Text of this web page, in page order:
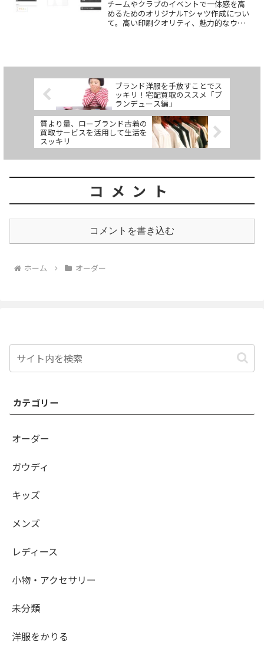
チームやクラブのイベントで一体感を高
めるためのオリジナルTシャツ作成につい
て。高い印刷クオリティ、魅力的なウェ
TUQRU（ツクル）は誰でも簡単にオリジ
ナルTシャツを作成できるウェブサービス
です。スマートフォンからでも手軽に作
成でき、高品質なプリントクオリティを
実現しています。まとめ購入でお得に楽
しむこともできますし、豊富な商品展開
で自分らしいスタイルを表現することが
できます。
ブランド洋服を手放すことでス
ッキリ！宅配買取のススメ「ブ
ランデュース編」
質より量、ローブランド古着の
買取サービスを活用して生活を
スッキリ
コメント
コメントを書き込む
ホーム オーダー
カテゴリー
オーダー
ガウディ
キッズ
メンズ
レディース
小物・アクセサリー
未分類
洋服をかりる